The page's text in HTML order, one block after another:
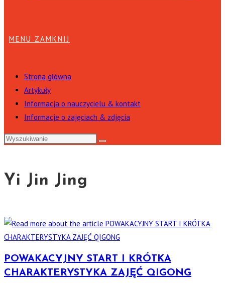
MENU ZAMKNIJ
Strona główna
Artykuły
Informacja o nauczycielu & kontakt
Informacje o zajęciach & zdjęcia
Yi Jin Jing
POWAKACYJNY START I KRÓTKA
CHARAKTERYSTYKA ZAJĘĆ QIGONG